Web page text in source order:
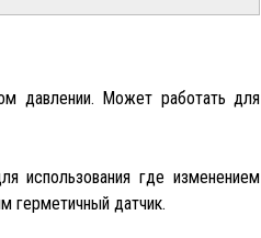
давлении. Может работать для
использования где изменением
герметичный датчик.